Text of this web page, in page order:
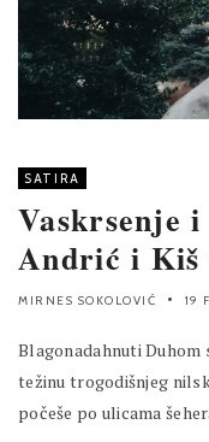
SATIRA
Vaskrsenje
Andrić i Kiš
MIRNES SOKOLOVIĆ 19
Blagonadahnuti Duhom
težinu trogodišnjeg
počeše po ulicama